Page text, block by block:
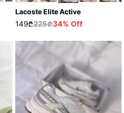
Lacoste Elite Active
149₾225₾34% Off